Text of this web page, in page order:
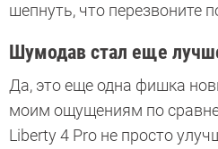
шепнуть, что перезвоните
Шумодав стал еще
Да, это еще одна фишка
моим ощущениям по
Liberty 4 Pro не просто